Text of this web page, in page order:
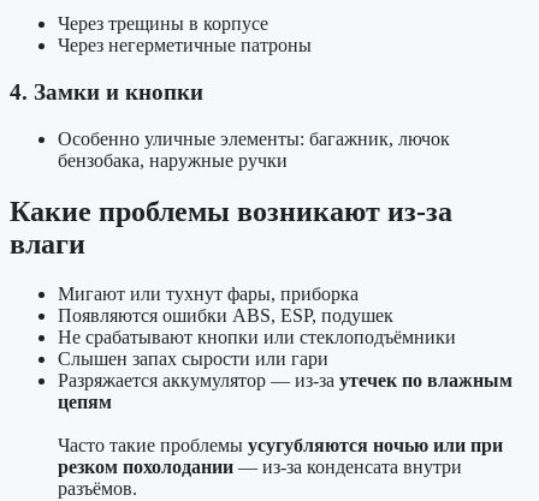
Через трещины в корпусе
Через негерметичные патроны
4. Замки и кнопки
Особенно уличные элементы: багажник, лючок
бензобака, наружные ручки
Какие проблемы возникают из-за
влаги
Мигают или тухнут фары, приборка
Появляются ошибки ABS, ESP, подушек
Не срабатывают кнопки или стеклоподъёмники
Слышен запах сырости или гари
Разряжается аккумулятор — из-за утечек по влажным
цепям
Часто такие проблемы усугубляются ночью или при
резком похолодании — из-за конденсата внутри
разъёмов.